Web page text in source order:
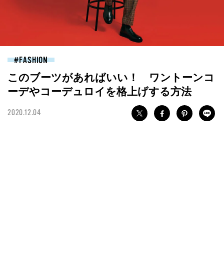
FASHION
このブーツがあればいい！ ワントーンコ
ーデやコーデュロイを格上げする方法
2020.12.04